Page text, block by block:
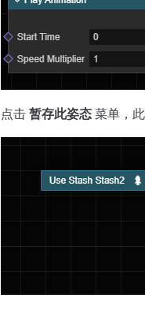
点击 暂存此姿态 菜单，